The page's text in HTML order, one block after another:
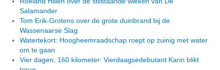
Salamander
Tom Erik-Grotens over de grote duinbrand bij de
Wassenaarse Slag
Watertekort: Hoogheemraadschap roept op zuinig met water
om te gaan
Vier dagen, 160 kilometer: Vierdaagsedebutant Karin blikt